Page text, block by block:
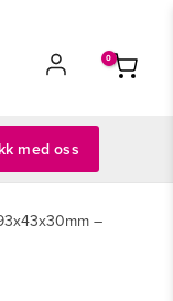
med oss
–